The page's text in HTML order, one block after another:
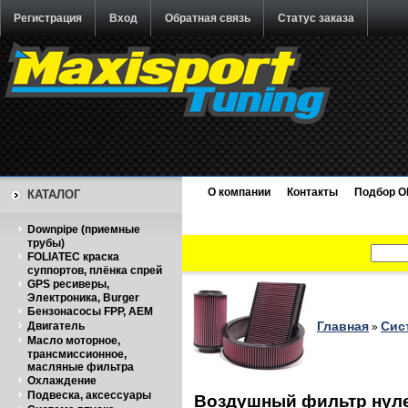
Регистрация Вход Обратная связь Статус заказа
КАТАЛОГ
Downpipe (приемные
трубы)
FOLIATEC краска
суппортов, плёнка спрей
GPS ресиверы,
Электроника, Burger
Бензонасосы FPP, AEM
Двигатель
Масло моторное,
трансмиссионное,
масляные фильтра
Охлаждение
Подвеска, аксессуары
О компании Контакты Подбор
Главная »
Воздушный фильтр